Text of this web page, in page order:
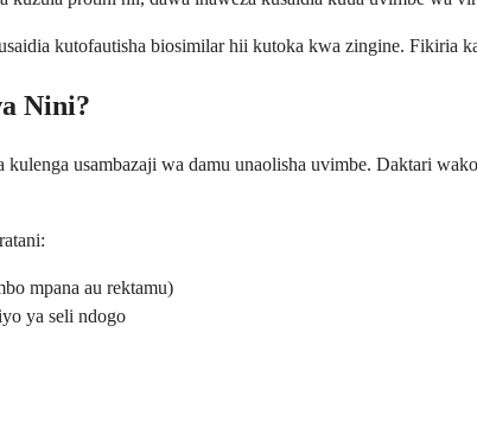
kutofautisha biosimilar hii kutoka kwa zingine. Fikiria
Nini?
usambazaji wa damu unaolisha uvimbe. Daktari
mpana au rektamu)
ya seli ndogo